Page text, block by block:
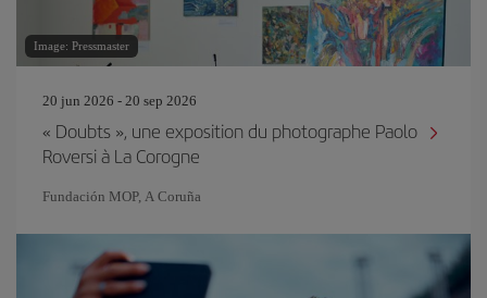
Image: Pressmaster
20 jun 2026 - 20 sep 2026
« Doubts », une exposition du photographe Paolo
Roversi à La Corogne
Fundación MOP, A Coruña